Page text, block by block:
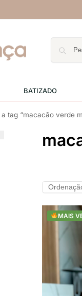
BATIZADO
tag “macacão verde
MAIS